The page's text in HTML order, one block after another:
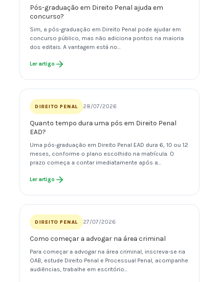
Pós-graduação em Direito Penal ajuda em
concurso?
Sim, a pós-graduação em Direito Penal pode ajudar em
concurso público, mas não adiciona pontos na maioria
dos editais. A vantagem está no…
Ler artigo
DIREITO PENAL 28/07/2026
Quanto tempo dura uma pós em Direito Penal
EAD?
Uma pós-graduação em Direito Penal EAD dura 6, 10 ou 12
meses, conforme o plano escolhido na matrícula. O
prazo começa a contar imediatamente após a…
Ler artigo
DIREITO PENAL 27/07/2026
Como começar a advogar na área criminal
Para começar a advogar na área criminal, inscreva-se na
OAB, estude Direito Penal e Processual Penal, acompanhe
audiências, trabalhe em escritório…